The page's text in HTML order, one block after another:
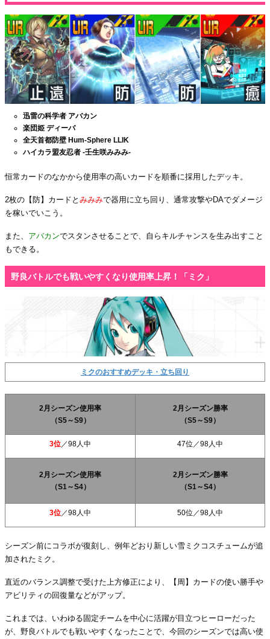
迅雷の科学者 アバカン
楽団姫 ディーバ
全天首都防壁 Hum-Sphere LLIK
ハイカラ盟友忍者 -壬生咲みみみ-
恒常カードのなかから使用率の高いカードを順番に採用したデッキ。
2枚の【防】カードと みみみで器用に立ち回り、通常攻撃やDAでダメージ
を稼いでいこう。
また、 アバカンでスタンさせることで、自らキルチャンスを生み出すこと
もできる。
野良バトルでも戦いやすくなり使用率上昇！「ミク」
ミクのおすすめデッキ・立ち回り
2月シーズン使用率
（S5～S9）
2月シーズン勝率
（S5～S9）
3位／98人中 47位 ／98人中
2月シーズン使用率
（S1～S4）
2月シーズン勝率
（S1～S4）
3位／98人中 50位 ／98人中
シーズン前にコラボが復刻し、例年どおり新しい雪ミクコスチュームが追
加されたミク。
直近のバランス調整で受けた上方修正により、【周】カードの使い勝手や
アビリティの回復量などがアップ。
これまでは、いわゆる固定チームを中心に活躍が目立つヒーローだった
が、野良バトルでも戦いやすくなったことで、今回のシーズンでは高い使